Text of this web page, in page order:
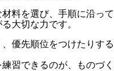
料を選び、手順に沿って
大切な力です。
優先順位をつけたりする
習できるのが、ものづく